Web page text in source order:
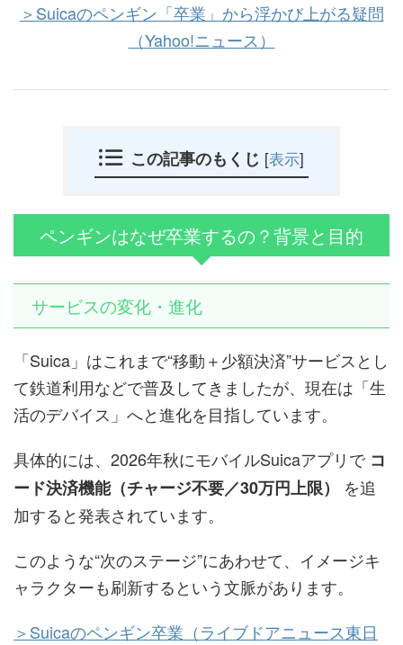
＞Suicaのペンギン「卒業」から浮かび上がる疑問
（Yahoo!ニュース）
この記事のもくじ [表示]
ペンギンはなぜ卒業するの？背景と目的
サービスの変化・進化
「Suica」はこれまで“移動＋少額決済”サービスとし
て鉄道利用などで普及してきましたが、現在は「生
活のデバイス」へと進化を目指しています。
具体的には、2026年秋にモバイルSuicaアプリで コ
ード決済機能（チャージ不要／30万円上限）
を追
加すると発表されています。
このような“次のステージ”にあわせて、イメージキ
ャラクターも刷新するという文脈があります。
＞Suicaのペンギン卒業（ライブドアニュース東日